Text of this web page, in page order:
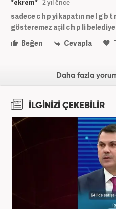
*ekrem* 2 yıl önce
sadece c h p yi kapatın ne l g b
gösteremez açil c h p li
Beğen
Cevapla
Daha fazla
İLGİNİZİ ÇEKEBİLİR